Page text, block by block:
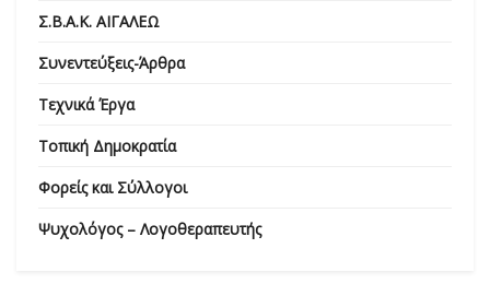
Σ.Β.Α.Κ. ΑΙΓΑΛΕΩ
Συνεντεύξεις-Άρθρα
Τεχνικά Έργα
Τοπική Δημοκρατία
Φορείς και Σύλλογοι
Ψυχολόγος – Λογοθεραπευτής